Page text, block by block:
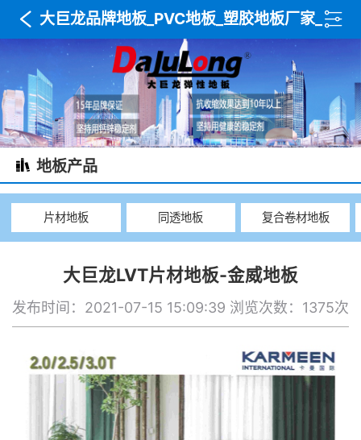
大巨龙品牌地板_PVC地板_塑胶地板厂家_
木纹地板_复合卷材地板_武汉达利美建材
地板产品
片材地板 同透地板 复合卷材地板
大巨龙LVT片材地板-金威地板
发布时间：2021-07-15 15:09:39 浏览次数：1375次